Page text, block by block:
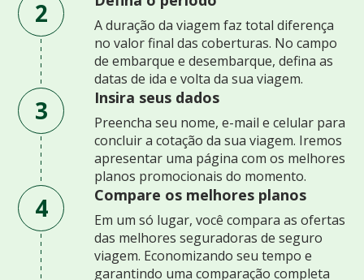
2
A duração da viagem faz total diferença
no valor final das coberturas. No campo
de embarque e desembarque, defina as
datas de ida e volta da sua viagem.
3 Insira seus dados
Preencha seu nome, e-mail e celular para
concluir a cotação da sua viagem. Iremos
apresentar uma página com os melhores
planos promocionais do momento.
4 Compare os melhores planos
Em um só lugar, você compara as ofertas
das melhores seguradoras de seguro
viagem. Economizando seu tempo e
garantindo uma comparação completa